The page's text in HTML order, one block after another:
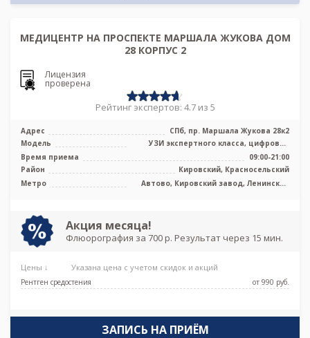
МЕДИЦЕНТР НА ПРОСПЕКТЕ МАРШАЛА ЖУКОВА ДОМ
28 КОРПУС 2
Лицензия
проверена
Рейтинг экспертов: 4.7 из 5
Адрес
СПб, пр. Маршала Жукова 28к2
Модель
УЗИ экспертного класса, цифровой
рентген
Время приема
09:00-21:00
Район
Кировский, Красносельский
Метро
Автово, Кировский завод, Ленинский
Акция месяца!
Флюорография за 700 р. Результат через 15 мин.
Цены ↓ Указана цена с учетом скидок и акций
Рентген средостения от 990 pуб.
ЗАПИСЬ НА ПРИЁМ